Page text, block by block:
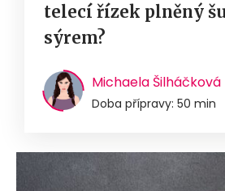
telecí řízek plněný
sýrem?
Michaela Šilháčková
Doba přípravy: 50 min